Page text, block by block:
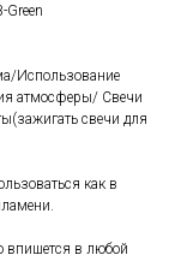
Использование
атмосферы/ Свечи
свечи для
как в
впишется в любой